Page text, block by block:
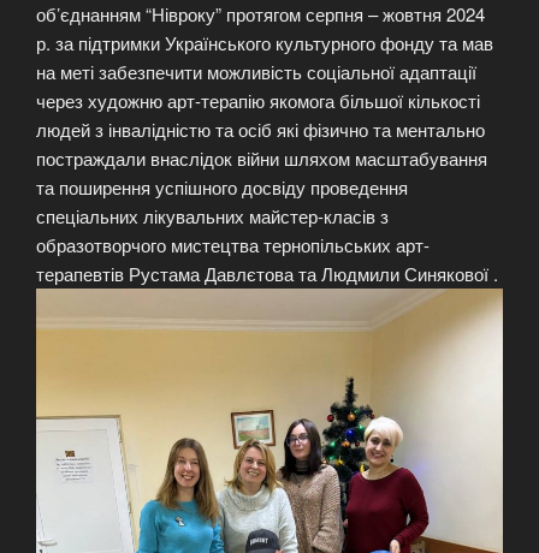
об’єднанням “Нівроку” протягом серпня – жовтня 2024
р. за підтримки Українського культурного фонду та мав
на меті забезпечити можливість соціальної адаптації
через художню арт-терапію якомога більшої кількості
людей з інвалідністю та осіб які фізично та ментально
постраждали внаслідок війни шляхом масштабування
та поширення успішного досвіду проведення
спеціальних лікувальних майстер-класів з
образотворчого мистецтва тернопільських арт-
терапевтів Рустама Давлєтова та Людмили Синякової .